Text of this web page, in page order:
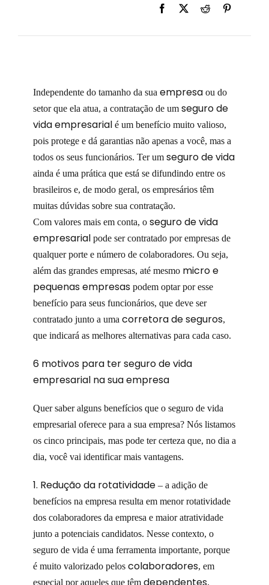
Independente do tamanho da sua empresa ou do
setor que ela atua, a contratação de um seguro de
vida empresarial é um benefício muito valioso,
pois protege e dá garantias não apenas a você, mas a
todos os seus funcionários. Ter um seguro de vida
ainda é uma prática que está se difundindo entre os
brasileiros e, de modo geral, os empresários têm
muitas dúvidas sobre sua contratação.
Com valores mais em conta, o seguro de vida
empresarial pode ser contratado por empresas de
qualquer porte e número de colaboradores. Ou seja,
além das grandes empresas, até mesmo micro e
pequenas empresas podem optar por esse
benefício para seus funcionários, que deve ser
contratado junto a uma corretora de seguros,
que indicará as melhores alternativas para cada caso.
6 motivos para ter seguro de vida
empresarial na sua empresa
Quer saber alguns benefícios que o seguro de vida
empresarial oferece para a sua empresa? Nós listamos
os cinco principais, mas pode ter certeza que, no dia a
dia, você vai identificar mais vantagens.
1. Redução da rotatividade – a adição de
benefícios na empresa resulta em menor rotatividade
dos colaboradores da empresa e maior atratividade
junto a potenciais candidatos. Nesse contexto, o
seguro de vida é uma ferramenta importante, porque
é muito valorizado pelos colaboradores, em
especial por aqueles que têm
.